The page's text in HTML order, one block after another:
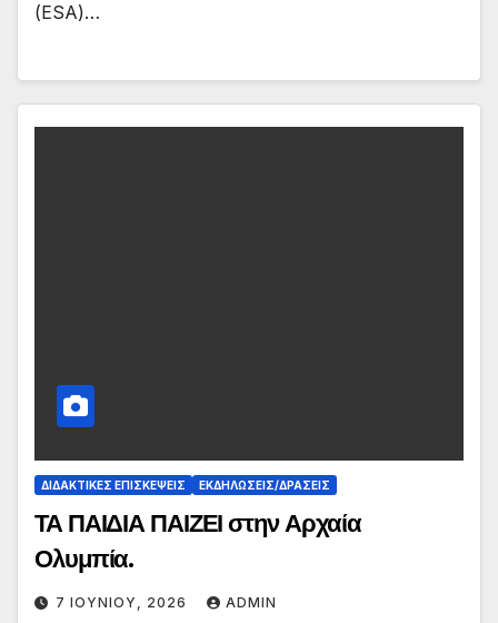
(ESA)…
ΔΙΔΑΚΤΙΚΈΣ ΕΠΙΣΚΈΨΕΙΣ ΕΚΔΗΛΏΣΕΙΣ/ΔΡΆΣΕΙΣ
ΤΑ ΠΑΙΔΙΑ ΠΑΙΖΕΙ στην Αρχαία
Ολυμπία.
7 ΙΟΥΝΊΟΥ, 2026 ADMIN